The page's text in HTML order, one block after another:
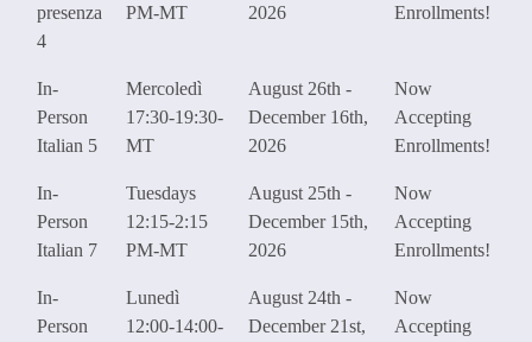
presenza
4
PM-MT
2026
Enrollments!
In-
Person
Italian 5
Mercoledì
17:30-19:30-
MT
August 26th -
December 16th,
2026
Now
Accepting
Enrollments!
In-
Person
Italian 7
Tuesdays
12:15-2:15
PM-MT
August 25th -
December 15th,
2026
Now
Accepting
Enrollments!
In-
Person
Lunedì
12:00-14:00-
August 24th -
December 21st,
Now
Accepting